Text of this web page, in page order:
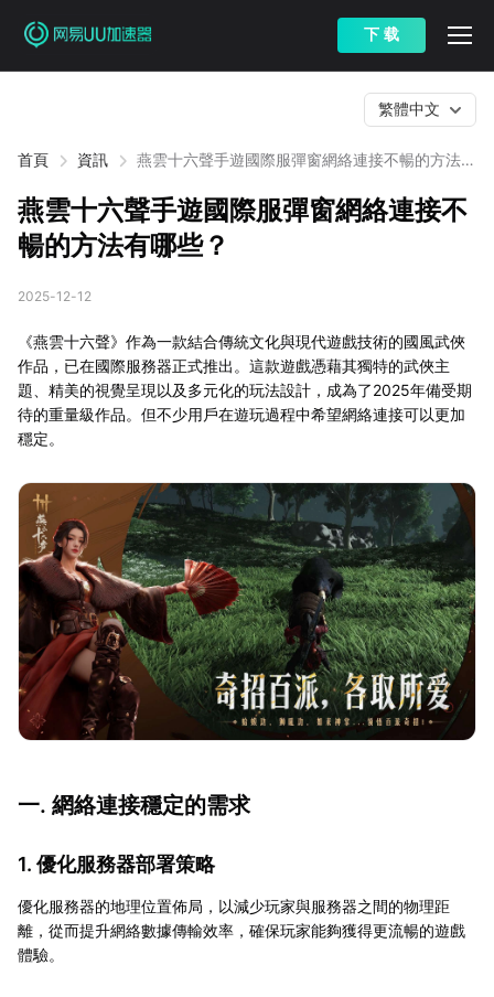
下 载
首頁 資訊
燕雲十六聲手遊國際服彈窗網絡連接不暢的方法有
繁體中文
燕雲十六聲手遊國際服彈窗網絡連接不
暢的方法有哪些？
2025-12-12
《燕雲十六聲》作為一款結合傳統文化與現代遊戲技術的國風武俠
作品，已在國際服務器正式推出。這款遊戲憑藉其獨特的武俠主
題、精美的視覺呈現以及多元化的玩法設計，成為了2025年備受期
待的重量級作品。但不少用戶在遊玩過程中希望網絡連接可以更加
穩定。
一. 網絡連接穩定的需求
1. 優化服務器部署策略
優化服務器的地理位置佈局，以減少玩家與服務器之間的物理距
離，從而提升網絡數據傳輸效率，確保玩家能夠獲得更流暢的遊戲
體驗。